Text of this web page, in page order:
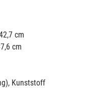
cm
cm
Kunststoff